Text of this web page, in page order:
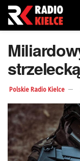
Polskie Radio Kielce